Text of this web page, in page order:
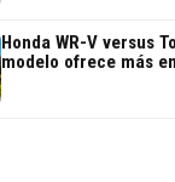
Honda WR-V versus
modelo ofrece más